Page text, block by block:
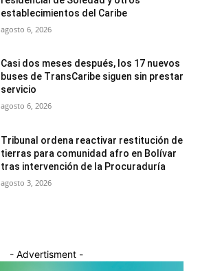
establecimientos del Caribe
agosto 6, 2026
Casi dos meses después, los 17 nuevos
buses de TransCaribe siguen sin prestar
servicio
agosto 6, 2026
Tribunal ordena reactivar restitución de
tierras para comunidad afro en Bolívar
tras intervención de la Procuraduría
agosto 3, 2026
- Advertisment -